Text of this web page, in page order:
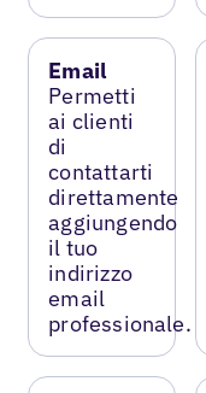
Email
Permetti
ai clienti
di
contattarti
direttamente
aggiungendo
il tuo
indirizzo
email
professionale.